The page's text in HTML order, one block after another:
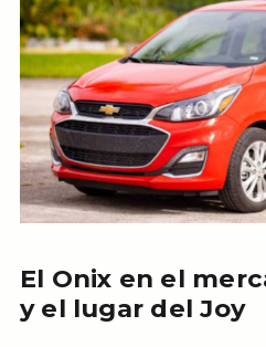
El Onix en el
y el lugar del Joy